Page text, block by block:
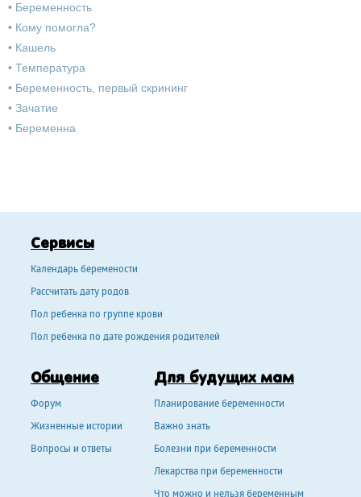
• Беременность
• Кому помогла?
• Кашель
• Температура
• Беременность, первый скрининг
• Зачатие
• Беременна
Сервисы
Календарь беремености
Рассчитать дату родов
Пол ребенка по группе крови
Пол ребенка по дате рождения родителей
Общение
Форум
Жизненные истории
Вопросы и ответы
Для будущих мам
Планирование беременности
Важно знать
Болезни при беременности
Лекарства при беременности